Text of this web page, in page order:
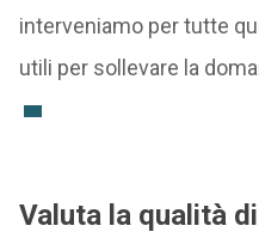
interveniamo per tutte
utili per sollevare la
Valuta la qualità